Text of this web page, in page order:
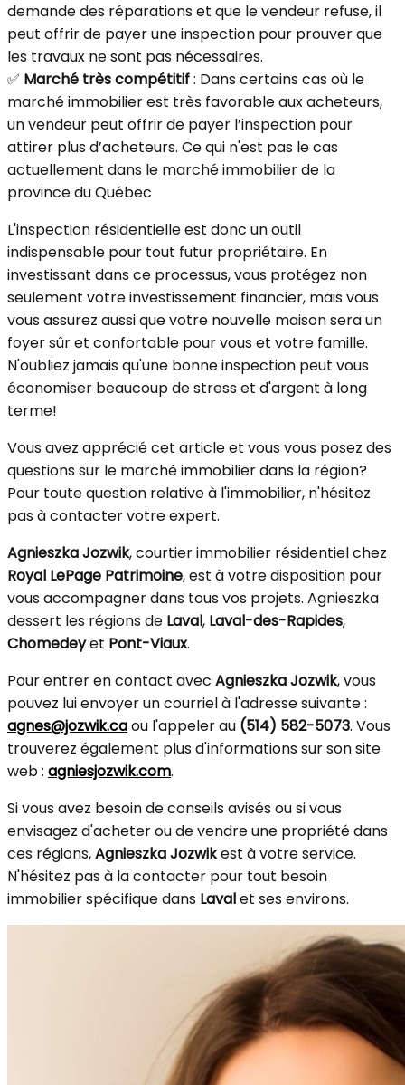
demande des réparations et que le vendeur refuse, il
peut offrir de payer une inspection pour prouver que
les travaux ne sont pas nécessaires.
✅ Marché très compétitif: Dans certains cas où le
marché immobilier est très favorable aux acheteurs,
un vendeur peut offrir de payer l’inspection pour
attirer plus d’acheteurs. Ce qui n'est pas le cas
actuellement dans le marché immobilier de la
province du Québec
L'inspection résidentielle est donc un outil
indispensable pour tout futur propriétaire. En
investissant dans ce processus, vous protégez non
seulement votre investissement financier, mais vous
vous assurez aussi que votre nouvelle maison sera un
foyer sûr et confortable pour vous et votre famille.
N'oubliez jamais qu'une bonne inspection peut vous
économiser beaucoup de stress et d'argent à long
terme!
Vous avez apprécié cet article et vous vous posez des
questions sur le marché immobilier dans la région?
Pour toute question relative à l'immobilier, n'hésitez
pas à contacter votre expert.
Agnieszka Jozwik, courtier immobilier résidentiel chez
Royal LePage Patrimoine, est à votre disposition pour
vous accompagner dans tous vos projets. Agnieszka
dessert les régions de Laval, Laval-des-Rapides,
Chomedeyet Pont-Viaux.
Pour entrer en contact avec Agnieszka Jozwik, vous
pouvez lui envoyer un courriel à l'adresse suivante :
agnes@jozwik.caou l'appeler au (514) 582-5073. Vous
trouverez également plus d'informations sur son site
web : agniesjozwik.com.
Si vous avez besoin de conseils avisés ou si vous
envisagez d'acheter ou de vendre une propriété dans
ces régions,Agnieszka Jozwikest à votre service.
N'hésitez pas à la contacter pour tout besoin
immobilier spécifique dans Lavalet ses environs.